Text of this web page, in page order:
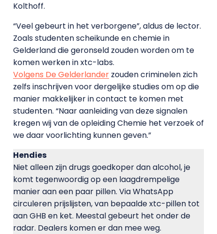
Kolthoff.
“Veel gebeurt in het verborgene”, aldus de lector.
Zoals studenten scheikunde en chemie in
Gelderland die geronseld zouden worden om te
komen werken in xtc-labs.
Volgens De Gelderlanderzouden criminelen zich
zelfs inschrijven voor dergelijke studies om op die
manier makkelijker in contact te komen met
studenten. “Naar aanleiding van deze signalen
kregen wij van de opleiding Chemie het verzoek of
we daar voorlichting kunnen geven.”
Hendies
Niet alleen zijn drugs goedkoper dan alcohol, je
komt tegenwoordig op een laagdrempelige
manier aan een paar pillen. Via WhatsApp
circuleren prijslijsten, van bepaalde xtc-pillen tot
aan GHB en ket. Meestal gebeurt het onder de
radar. Dealers komen er dan mee weg.